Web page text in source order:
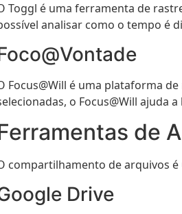
Toggl é uma ferramenta de
analisar como o tempo é
Focus@Will é uma plataforma
o Focus@Will ajuda
de
compartilhamento de arquivos
Drive